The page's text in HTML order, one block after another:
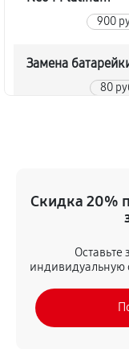
900
Замена
80
Скидка 20%
Оставьте
индивидуальную